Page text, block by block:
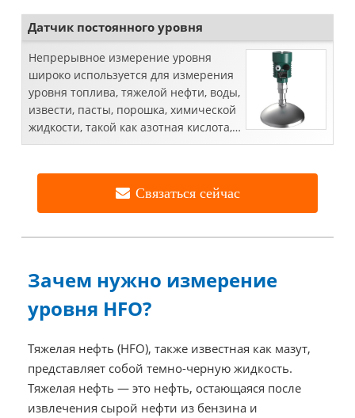
Датчик постоянного уровня
Непрерывное измерение уровня
широко используется для измерения
уровня топлива, тяжелой нефти, воды,
извести, пасты, порошка, химической
жидкости, такой как азотная кислота,
соляная кислота, серная кислота,
Связаться сейчас
Зачем нужно измерение
уровня HFO?
Тяжелая нефть (HFO), также известная как мазут,
представляет собой темно-черную жидкость.
Тяжелая нефть — это нефть, остающаяся после
извлечения сырой нефти из бензина и